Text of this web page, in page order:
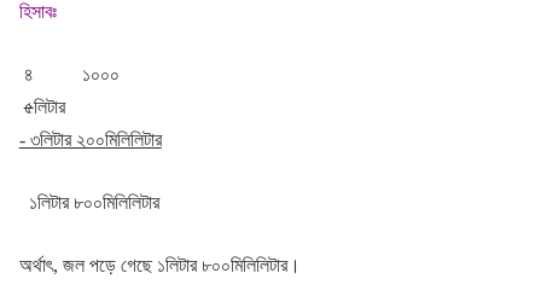
হিসাবঃ
৪ ১০০০
৫লিটার
- ৩লিটার ২০০মিলিলিটার
১লিটার ৮০০মিলিলিটার
অর্থাৎ, জল পড়ে গেছে ১লিটার ৮০০মিলিলিটার।